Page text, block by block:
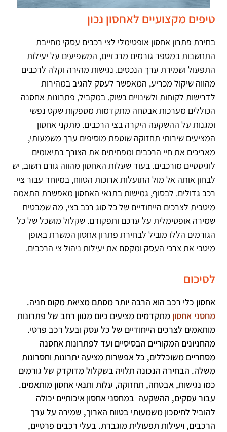
טיפים מקצועיים לאחסון נכון
בחירת פתרון אחסון אופטימלי לצי רכבים עסקי מחייבת
התחשבות במספר גורמים מרכזיים, המשפיעים על יעילות
התפעול ושמירת ערך הנכסים. נגישות מהירה וקלה לרכבים
מהווה שיקול מכריע, המאפשר לעסק להגיב במהירות
לדרישות לקוחות ולשינויים בשוק. במקביל, פתרונות אחסנה
הכוללים מערכות אבטחה מתקדמות מספקות שקט נפשי
ומגנות על ההשקעה היקרה בצי הרכבים. מתקני אחסון
המציעים שירותי תחזוקה שוטפת מוסיפים ערך משמעותי,
מאריכים את חיי הרכבים ומפחיתים את הצורך בתיאומים
לוגיסטיים מורכבים. בעוד שעלות האחסון מהווה גורם חשוב, יש
לבחון אותה אל מול התועלות ארוכות הטווח, במיוחד עבור ציי
רכב גדולים. לבסוף, גמישות בתנאי האחסון מאפשרת התאמה
מיטבית לצרכים הייחודיים של כל סוג רכב בצי, מה שמבטיח
שמירה אופטימלית על ערכם ותפקודם. שקלול מושכל של כל
הגורמים הללו מוביל לבחירת פתרון אחסון המשרת באופן
מיטבי את צרכי העסק ומקסם את יעילות ניהול צי הרכבים.
לסיכום
אחסון כלי רכב הוא הרבה יותר מסתם מציאת מקום חניה.
מחסני אחסון מתקדמים מציעים כיום מגוון רחב של פתרונות
מותאמים לצרכים הייחודיים של כל עסק ובעל רכב פרטי.
מהחניונים המקוריים הבסיסיים ועד לפתרונות אחסנה
מסחריים משוכללים, כל אפשרות מציעה יתרונות וחסרונות
משלה. הבחירה הנכונה תלויה בשקלול מדוקדק של גורמים
כמו נגישות, אבטחה, תחזוקה, עלות ותנאי אחסון מותאמים.
עבור עסקים, ההשקעה במחסני אחסון איכותיים יכולה
להוביל לחיסכון משמעותי בטווח הארוך, שמירה על ערך
הרכבים, ויעילות תפעולית מוגברת. בעלי רכבים פרטיים,